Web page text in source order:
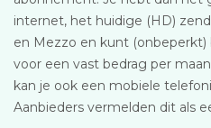
internet, het huidige (HD)
en Mezzo en kunt (onbeperkt)
voor een vast bedrag per
kan je ook een mobiele
Aanbieders vermelden dit als